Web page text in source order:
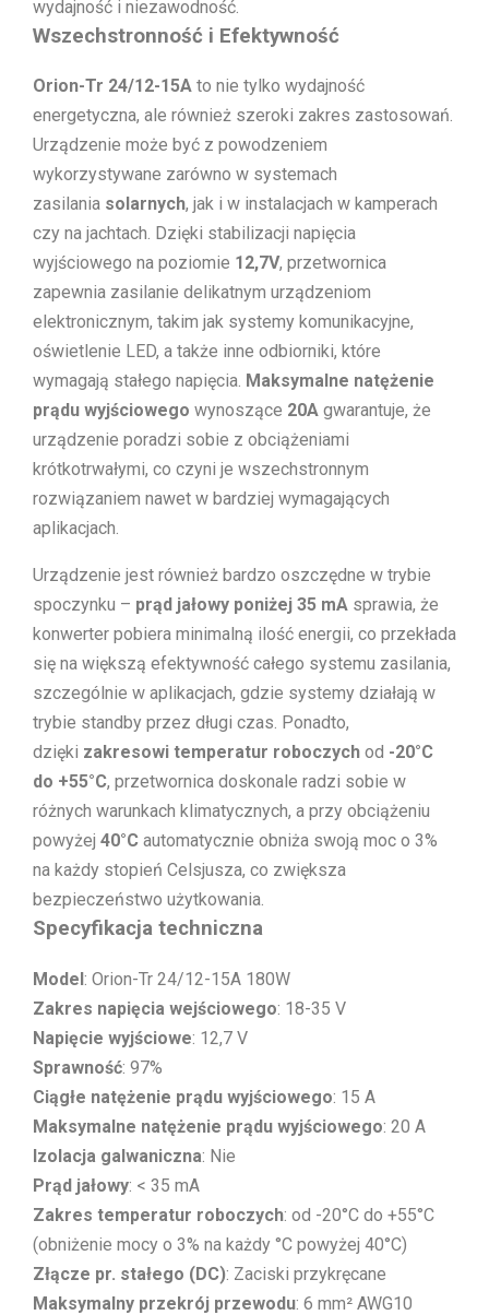
wydajność i niezawodność.
Wszechstronność i Efektywność
Orion-Tr 24/12-15A to nie tylko wydajność
energetyczna, ale również szeroki zakres zastosowań.
Urządzenie może być z powodzeniem
wykorzystywane zarówno w systemach
zasilania solarnych, jak i w instalacjach w kamperach
czy na jachtach. Dzięki stabilizacji napięcia
wyjściowego na poziomie 12,7V, przetwornica
zapewnia zasilanie delikatnym urządzeniom
elektronicznym, takim jak systemy komunikacyjne,
oświetlenie LED, a także inne odbiorniki, które
wymagają stałego napięcia. Maksymalne natężenie
prądu wyjściowego wynoszące 20A gwarantuje, że
urządzenie poradzi sobie z obciążeniami
krótkotrwałymi, co czyni je wszechstronnym
rozwiązaniem nawet w bardziej wymagających
aplikacjach.
Urządzenie jest również bardzo oszczędne w trybie
spoczynku – prąd jałowy poniżej 35 mA sprawia, że
konwerter pobiera minimalną ilość energii, co przekłada
się na większą efektywność całego systemu zasilania,
szczególnie w aplikacjach, gdzie systemy działają w
trybie standby przez długi czas. Ponadto,
dzięki zakresowi temperatur roboczych od -20°C
do +55°C, przetwornica doskonale radzi sobie w
różnych warunkach klimatycznych, a przy obciążeniu
powyżej 40°C automatycznie obniża swoją moc o 3%
na każdy stopień Celsjusza, co zwiększa
bezpieczeństwo użytkowania.
Specyfikacja techniczna
Model: Orion-Tr 24/12-15A 180W
Zakres napięcia wejściowego: 18-35 V
Napięcie wyjściowe: 12,7 V
Sprawność: 97%
Ciągłe natężenie prądu wyjściowego: 15 A
Maksymalne natężenie prądu wyjściowego: 20 A
Izolacja galwaniczna: Nie
Prąd jałowy: < 35 mA
Zakres temperatur roboczych: od -20°C do +55°C
(obniżenie mocy o 3% na każdy °C powyżej 40°C)
Złącze pr. stałego (DC): Zaciski przykręcane
Maksymalny przekrój przewodu: 6 mm² AWG10